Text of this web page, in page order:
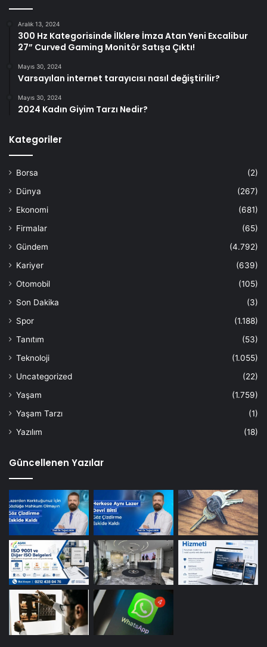
Aralık 13, 2024
300 Hz Kategorisinde İlklere İmza Atan Yeni Excalibur
27” Curved Gaming Monitör Satışa Çıktı!
Mayıs 30, 2024
Varsayılan internet tarayıcısı nasıl değiştirilir?
Mayıs 30, 2024
2024 Kadın Giyim Tarzı Nedir?
Kategoriler
Borsa
(2)
Dünya
(267)
Ekonomi
(681)
Firmalar
(65)
Gündem
(4.792)
Kariyer
(639)
Otomobil
(105)
Son Dakika
(3)
Spor
(1.188)
Tanıtım
(53)
Teknoloji
(1.055)
Uncategorized
(22)
Yaşam
(1.759)
Yaşam Tarzı
(1)
Yazılım
(18)
Güncellenen Yazılar